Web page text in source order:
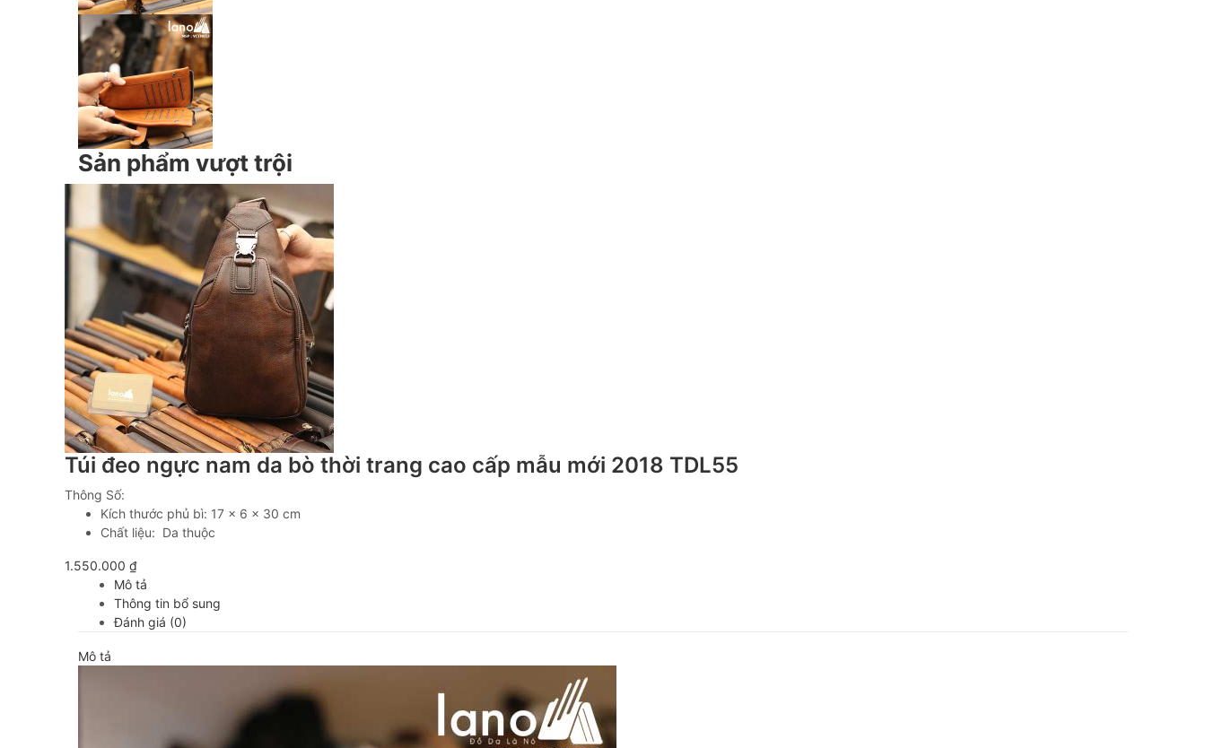
Sản phẩm vượt trội
Túi đeo ngực nam da bò thời trang cao cấp mẫu mới 2018 TDL55
Thông Số:
Kích thước phủ bì: 17 x 6 x 30 cm
Chất liệu: Da thuộc
1.550.000 ₫
Mô tả
Thông tin bổ sung
Đánh giá (0)
Mô tả